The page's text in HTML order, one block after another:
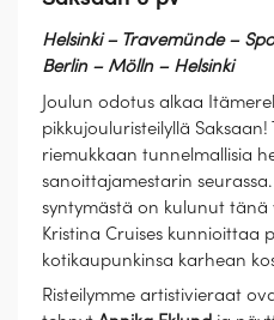
Helsinki – Travemünde –
Berlin– Mölln – Helsinki
Joulun odotus alkaa
pikkujouluristeilyllä
riemukkaan tunnelmallisia
sanoittajamestarin
syntymästä on kulunut
Kristina Cruises kunnioittaa
kotikaupunkinsa karhean
Risteilymme artistivieraat